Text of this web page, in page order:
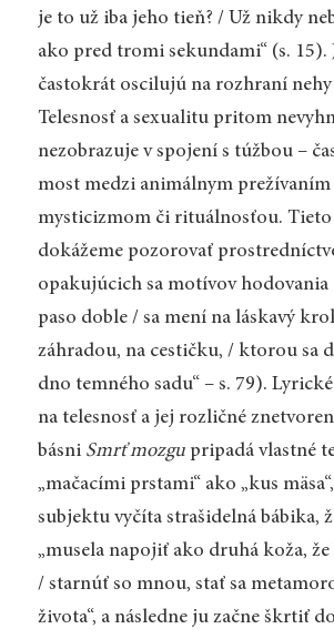
je to už iba jeho tieň? / Už nikdy
ako pred tromi sekundami“ (s. 15).
častokrát oscilujú na rozhraní nehy
Telesnosť a sexualitu pritom
nezobrazuje v spojení s túžbou –
most medzi animálnym prežívaním
mysticizmom či rituálnosťou.
dokážeme pozorovať
opakujúcich sa motívov hodovania
paso doble / sa mení na láskavý
záhradou, na cestičku, / ktorou sa
dno temného sadu“ – s. 79).
na telesnosť a jej rozličné
básniSmrť mozgupripadá vlastné
„mačacími prstami“ ako „kus
subjektu vyčíta strašidelná bábika,
„musela napojiť ako druhá koža,
/ starnúť so mnou, stať sa
života“, a následne ju začne škrtiť